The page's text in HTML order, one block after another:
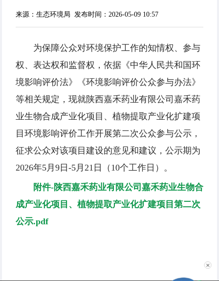
来源：生态环境局 发布时间：2026-05-09 10:57
为保障公众对环境保护工作的知情权、参与
权、表达权和监督权，依据《中华人民共和国环
境影响评价法》《环境影响评价公众参与办法》
等相关规定，现就陕西嘉禾药业有限公司嘉禾药
业生物合成产业化项目、植物提取产业化扩建项
目环境影响评价工作开展第二次公众参与公示，
征求公众对该项目建设的意见和建议，公示期为
2026年5月9日-5月21日（10个工作日）。
附件-陕西嘉禾药业有限公司嘉禾药业生物合
成产业化项目、植物提取产业化扩建项目第二次
公示.pdf
✕